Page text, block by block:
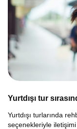
Yurtdışı tur
Yurtdışı turlarında
seçenekleriyle iletişimi